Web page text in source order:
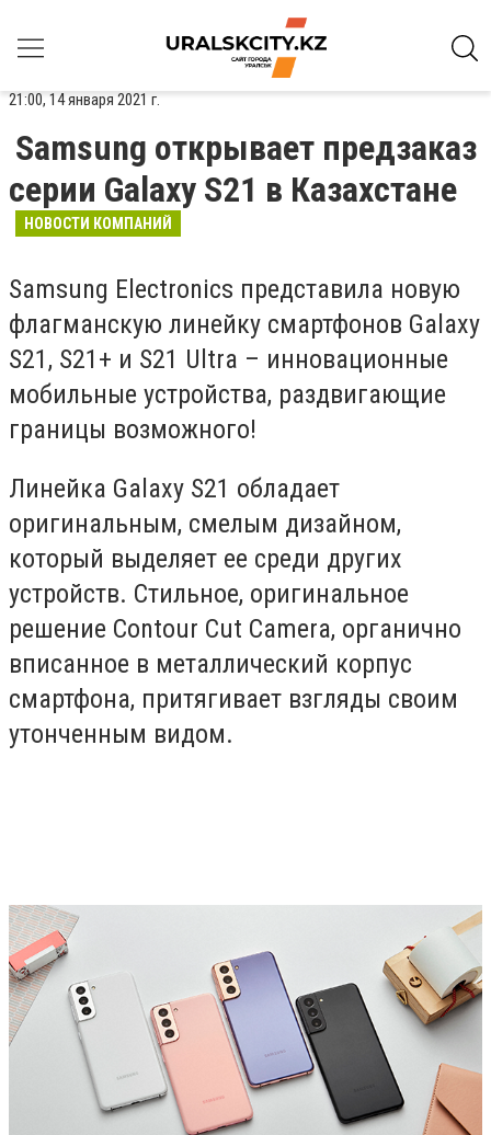
21:00, 14 января 2021 г.
Samsung открывает предзаказ
серии Galaxy S21 в Казахстане
НОВОСТИ КОМПАНИЙ
Samsung Electronics представила новую
флагманскую линейку смартфонов Galaxy
S21, S21+ и S21 Ultra – инновационные
мобильные устройства, раздвигающие
границы возможного!
Линейка Galaxy S21 обладает
оригинальным, смелым дизайном,
который выделяет ее среди других
устройств. Стильное, оригинальное
решение Contour Cut Camera, органично
вписанное в металлический корпус
смартфона, притягивает взгляды своим
утонченным видом.